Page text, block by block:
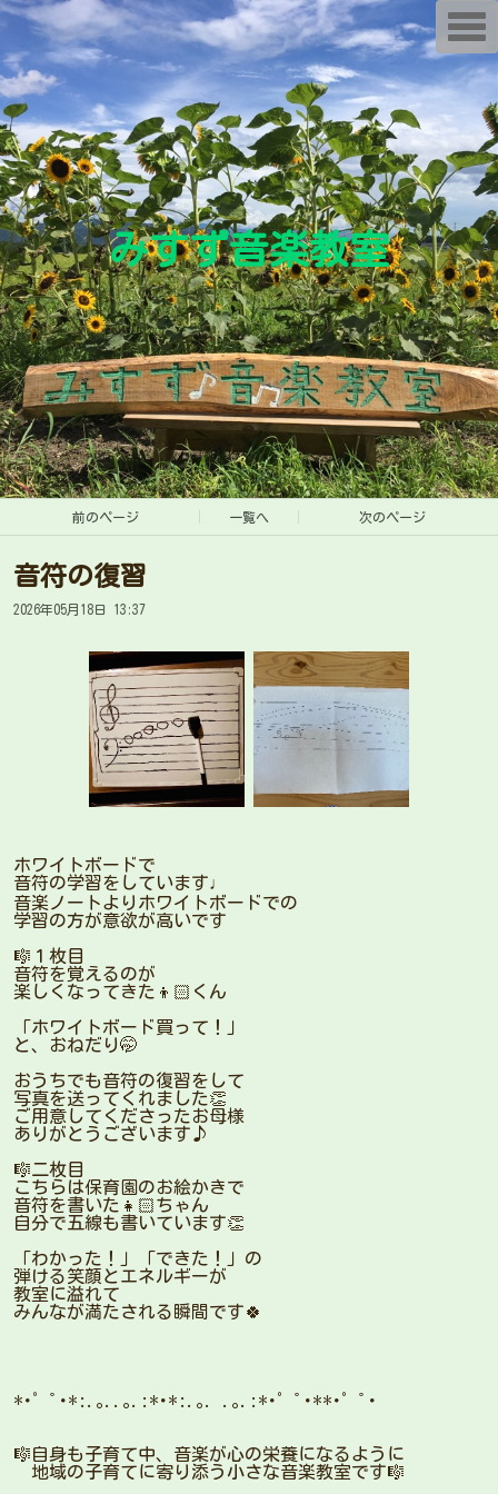
みすず音楽教室
前のページ 一覧へ 次のページ
音符の復習
2026年05月18日 13:37
ホワイトボードで
音符の学習をしています♩
音楽ノートよりホワイトボードでの
学習の方が意欲が高いです
🎼１枚目
音符を覚えるのが
楽しくなってきた👦🏻くん
「ホワイトボード買って！」
と、おねだり🤭
おうちでも音符の復習をして
写真を送ってくれました👏
ご用意してくださったお母様
ありがとうございます♪
🎼二枚目
こちらは保育園のお絵かきで
音符を書いた👧🏻ちゃん
自分で五線も書いています👏
「わかった！」「できた！」の
弾ける笑顔とエネルギーが
教室に溢れて
みんなが満たされる瞬間です🍀
*･゜ﾟ･*:.｡..｡.:*･*:.｡. .｡.:*･゜ﾟ･**･゜ﾟ･
🎼自身も子育て中、音楽が心の栄養になるように
地域の子育てに寄り添う小さな音楽教室です🎼
T
o
g
g
v
i
g
a
i
o
n